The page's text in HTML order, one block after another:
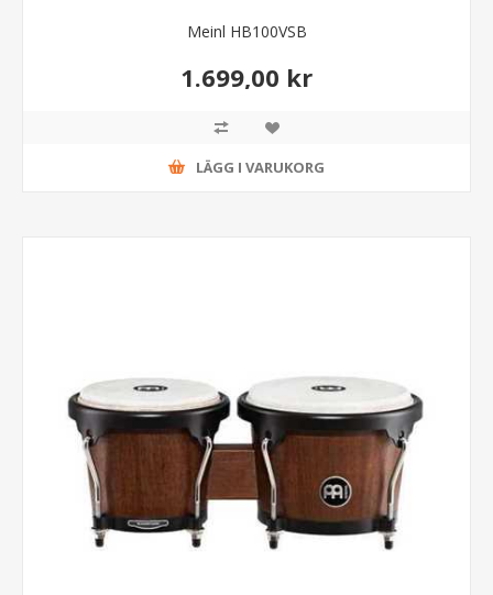
Meinl HB100VSB
1.699,00 kr
LÄGG I VARUKORG